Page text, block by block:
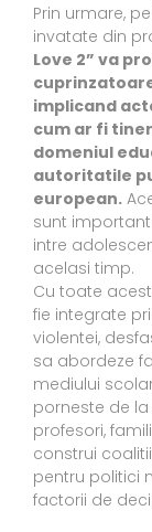
Prin urmare,
invatate din
Love 2” va
implicand
cum ar fi
domeniul
autoritatile
european.
sunt
intre
acelasi timp.
Cu toate
fie integrate
violentei,
sa abordeze
mediului
porneste de
profesori,
construi
pentru politici
factorii de